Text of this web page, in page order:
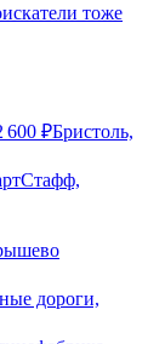
тоже
600 ₽Бристоль,
дороги,